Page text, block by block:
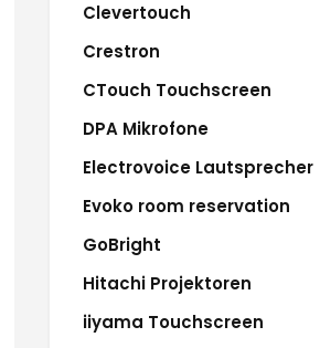
Clevertouch
Crestron
CTouch Touchscreen
DPA Mikrofone
Electrovoice Lautsprecher
Evoko room reservation
GoBright
Hitachi Projektoren
iiyama Touchscreen